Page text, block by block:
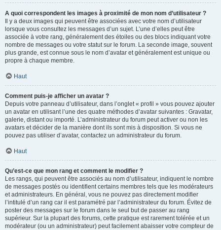
A quoi correspondent les images à proximité de mon nom d’utilisateur ?
Il y a deux images qui peuvent être associées avec votre nom d’utilisateur
lorsque vous consultez les messages d’un sujet. L’une d’elles peut être
associée à votre rang, généralement des étoiles ou des blocs indiquant votre
nombre de messages ou votre statut sur le forum. La seconde image, souvent
plus grande, est connue sous le nom d’avatar et généralement est unique ou
propre à chaque membre.
Haut
Comment puis-je afficher un avatar ?
Depuis votre panneau d’utilisateur, dans l’onglet « profil » vous pouvez ajouter
un avatar en utilisant l’une des quatre méthodes d’avatar suivantes : Gravatar,
galerie, distant ou importé. L’administrateur du forum peut activer ou non les
avatars et décider de la manière dont ils sont mis à disposition. Si vous ne
pouvez pas utiliser d’avatar, contactez un administrateur du forum.
Haut
Qu’est-ce que mon rang et comment le modifier ?
Les rangs, qui peuvent être associés au nom d’utilisateur, indiquent le nombre
de messages postés ou identifient certains membres tels que les modérateurs
et administrateurs. En général, vous ne pouvez pas directement modifier
l’intitulé d’un rang car il est paramétré par l’administrateur du forum. Évitez de
poster des messages sur le forum dans le seul but de passer au rang
supérieur. Sur la plupart des forums, cette pratique est rarement tolérée et un
modérateur (ou un administrateur) peut facilement abaisser votre compteur de